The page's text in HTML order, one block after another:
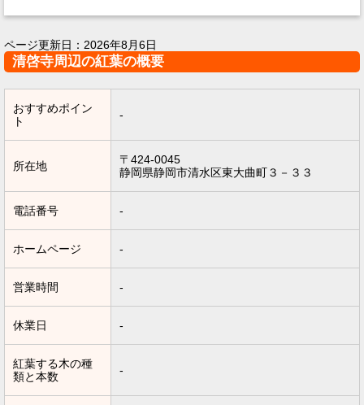
ページ更新日： 2026年8月6日
清啓寺周辺の紅葉の概要
おすすめポイン
ト
-
所在地
〒424-0045
静岡県静岡市清水区東大曲町３－３３
電話番号 -
ホームページ -
営業時間 -
休業日 -
紅葉する木の種
類と本数
-